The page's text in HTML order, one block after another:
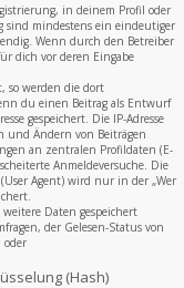
in deinem Profil oder
sind mindestens ein eindeutiger
Wenn durch den Betreiber
dich vor deren Eingabe
so werden die dort
du einen Beitrag als Entwurf
gespeichert. Die IP-Adresse
und Ändern von Beiträgen
an zentralen Profildaten (E-
Anmeldeversuche. Die
Agent) wird nur in der „Wer
Daten gespeichert
der Gelesen-Status von
oder
(Hash)